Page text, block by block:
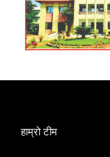
हाम्रो टीम